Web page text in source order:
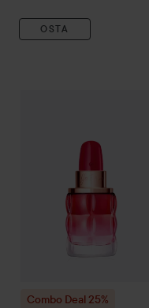
OSTA
Combo Deal 25%